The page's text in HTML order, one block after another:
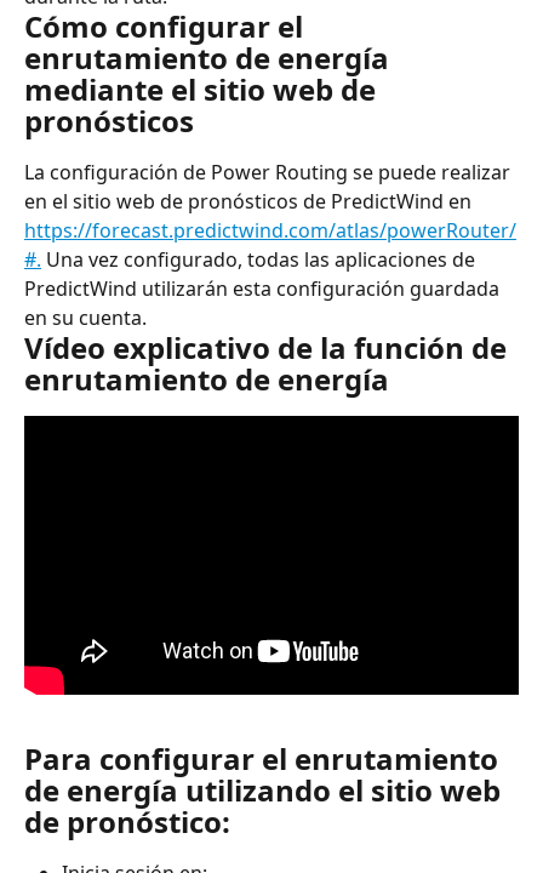
Cómo configurar el
enrutamiento de energía
mediante el sitio web de
pronósticos
La configuración de Power Routing se puede realizar
en el sitio web de pronósticos de PredictWind en
https://forecast.predictwind.com/atlas/powerRouter/
#. Una vez configurado, todas las aplicaciones de
PredictWind utilizarán esta configuración guardada
en su cuenta.
Vídeo explicativo de la función de
enrutamiento de energía
Para configurar el enrutamiento
de energía utilizando el sitio web
de pronóstico: